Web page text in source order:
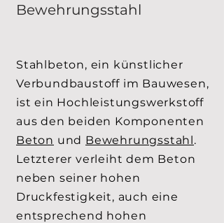
Bewehrungsstahl
Stahlbeton, ein künstlicher
Verbundbaustoff im Bauwesen,
ist ein Hochleistungswerkstoff
aus den beiden Komponenten
Beton und Bewehrungsstahl.
Letzterer verleiht dem Beton
neben seiner hohen
Druckfestigkeit, auch eine
entsprechend hohen